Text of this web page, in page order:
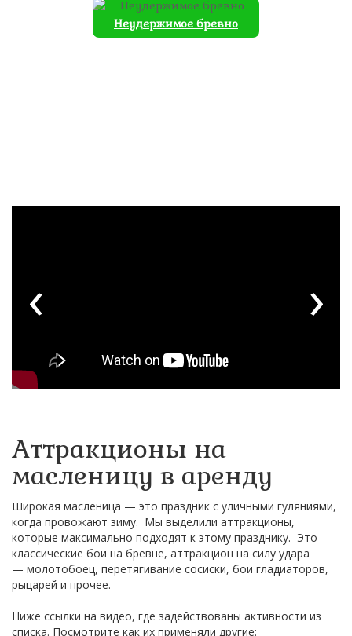
Неудержимое бревно
‹ ›
Аттракционы на
масленицу в аренду
Широкая масленица — это праздник с уличными гуляниями,
когда провожают зиму. Мы выделили аттракционы,
которые максимально подходят к этому празднику. Это
классические бои на бревне, аттракцион на силу удара
— молотобоец, перетягивание сосиски, бои гладиаторов,
рыцарей и прочее.
Ниже ссылки на видео, где задействованы активности из
списка. Посмотрите как их применяли другие: